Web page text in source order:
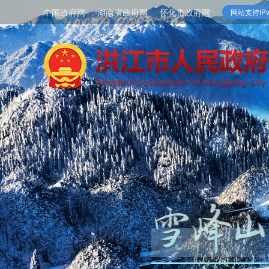
中国政府网 湖南省政府网 怀化市政府网 网站支持